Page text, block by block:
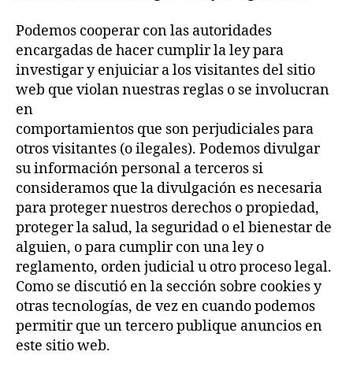
Podemos cooperar con las autoridades
encargadas de hacer cumplir la ley para
investigar y enjuiciar a los visitantes del sitio
web que violan nuestras reglas o se involucran
en
comportamientos que son perjudiciales para
otros visitantes (o ilegales). Podemos divulgar
su información personal a terceros si
consideramos que la divulgación es necesaria
para proteger nuestros derechos o propiedad,
proteger la salud, la seguridad o el bienestar de
alguien, o para cumplir con una ley o
reglamento, orden judicial u otro proceso legal.
Como se discutió en la sección sobre cookies y
otras tecnologías, de vez en cuando podemos
permitir que un tercero publique anuncios en
este sitio web.